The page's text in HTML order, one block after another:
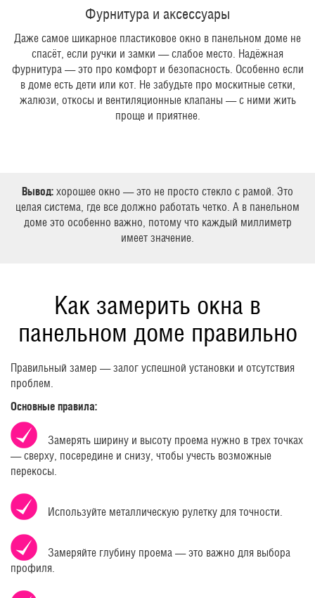
Фурнитура и аксессуары
Даже самое шикарное пластиковое окно в панельном доме не
спасёт, если ручки и замки — слабое место. Надёжная
фурнитура — это про комфорт и безопасность. Особенно если
в доме есть дети или кот. Не забудьте про москитные сетки,
жалюзи, откосы и вентиляционные клапаны — с ними жить
проще и приятнее.
Вывод: хорошее окно — это не просто стекло с рамой. Это
целая система, где все должно работать четко. А в панельном
доме это особенно важно, потому что каждый миллиметр
имеет значение.
Как замерить окна в
панельном доме правильно
Правильный замер — залог успешной установки и отсутствия
проблем.
Основные правила:
Замерять ширину и высоту проема нужно в трех точках
— сверху, посередине и снизу, чтобы учесть возможные
перекосы.
Используйте металлическую рулетку для точности.
Замеряйте глубину проема — это важно для выбора
профиля.